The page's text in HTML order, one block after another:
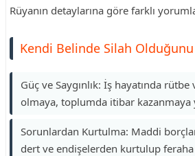
Rüyanın detaylarına göre farklı
Kendi Belinde Silah
Güç ve Saygınlık: İş hayatında
olmaya, toplumda itibar kazanmaya
Sorunlardan Kurtulma: Maddi
dert ve endişelerden kurtulup